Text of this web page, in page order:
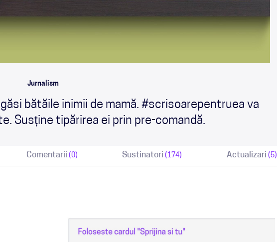
Jurnalism
bătăile inimii de mamă. #scrisoarepentruea va
Susține tipărirea ei prin pre-comandă.
Comentarii (0) Sustinatori (174) Actualizari (5)